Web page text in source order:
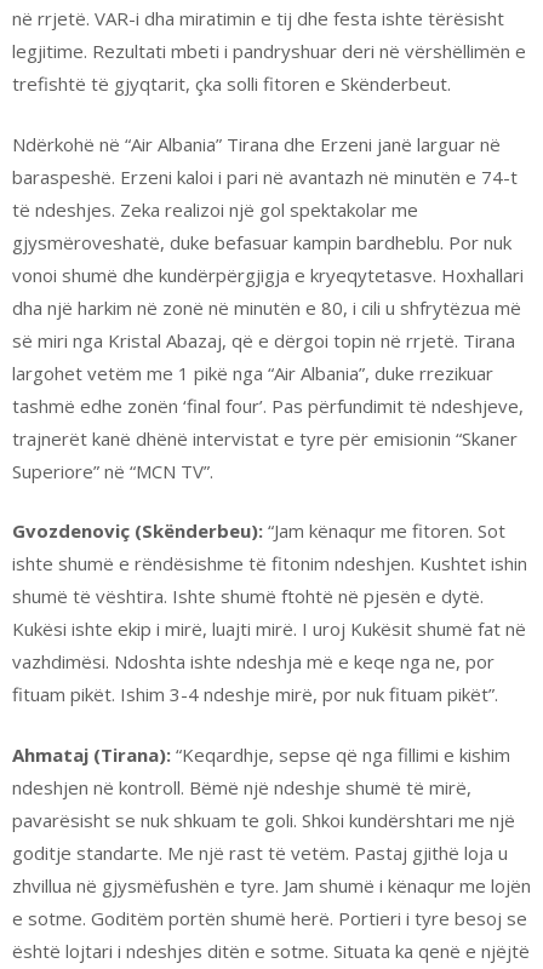
në rrjetë. VAR-i dha miratimin e tij dhe festa ishte tërësisht
legjitime. Rezultati mbeti i pandryshuar deri në vërshëllimën e
trefishtë të gjyqtarit, çka solli fitoren e Skënderbeut.
Ndërkohë në “Air Albania” Tirana dhe Erzeni janë larguar në
baraspeshë. Erzeni kaloi i pari në avantazh në minutën e 74-t
të ndeshjes. Zeka realizoi një gol spektakolar me
gjysmëroveshatë, duke befasuar kampin bardheblu. Por nuk
vonoi shumë dhe kundërpërgjigja e kryeqytetasve. Hoxhallari
dha një harkim në zonë në minutën e 80, i cili u shfrytëzua më
së miri nga Kristal Abazaj, që e dërgoi topin në rrjetë. Tirana
largohet vetëm me 1 pikë nga “Air Albania”, duke rrezikuar
tashmë edhe zonën ‘final four’. Pas përfundimit të ndeshjeve,
trajnerët kanë dhënë intervistat e tyre për emisionin “Skaner
Superiore” në “MCN TV”.
Gvozdenoviç (Skënderbeu): “Jam kënaqur me fitoren. Sot
ishte shumë e rëndësishme të fitonim ndeshjen. Kushtet ishin
shumë të vështira. Ishte shumë ftohtë në pjesën e dytë.
Kukësi ishte ekip i mirë, luajti mirë. I uroj Kukësit shumë fat në
vazhdimësi. Ndoshta ishte ndeshja më e keqe nga ne, por
fituam pikët. Ishim 3-4 ndeshje mirë, por nuk fituam pikët”.
Ahmataj (Tirana): “Keqardhje, sepse që nga fillimi e kishim
ndeshjen në kontroll. Bëmë një ndeshje shumë të mirë,
pavarësisht se nuk shkuam te goli. Shkoi kundërshtari me një
goditje standarte. Me një rast të vetëm. Pastaj gjithë loja u
zhvillua në gjysmëfushën e tyre. Jam shumë i kënaqur me lojën
e sotme. Goditëm portën shumë herë. Portieri i tyre besoj se
është lojtari i ndeshjes ditën e sotme. Situata ka qenë e njëjtë